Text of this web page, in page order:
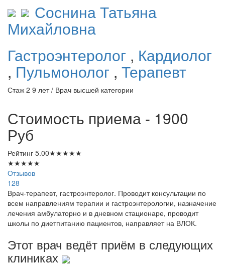
СоснинаТатьяна
Михайловна
Гастроэнтеролог , Кардиолог
, Пульмонолог , Терапевт
Стаж 2 9 лет / Врач высшей категории
Стоимость приема - 1900
Руб
Рейтинг 5.00★★★★★
★★★★★
Отзывов
128
Врач-терапевт, гастроэнтеролог. Проводит консультации по
всем направлениям терапии и гастроэнтерологии, назначение
лечения амбулаторно и в дневном стационаре, проводит
школы по диетпитанию пациентов, направляет на ВЛОК.
Этот врач ведёт приём в следующих
клиниках